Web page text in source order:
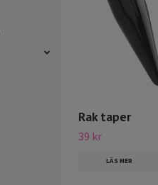
Rak taper
39 kr
LÄS MER